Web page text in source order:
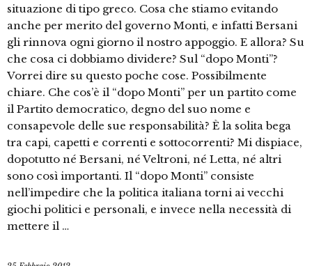
situazione di tipo greco. Cosa che stiamo evitando
anche per merito del governo Monti, e infatti Bersani
gli rinnova ogni giorno il nostro appoggio. E allora? Su
che cosa ci dobbiamo dividere? Sul “dopo Monti”?
Vorrei dire su questo poche cose. Possibilmente
chiare. Che cos’è il “dopo Monti” per un partito come
il Partito democratico, degno del suo nome e
consapevole delle sue responsabilità? È la solita bega
tra capi, capetti e correnti e sottocorrenti? Mi dispiace,
dopotutto né Bersani, né Veltroni, né Letta, né altri
sono così importanti. Il “dopo Monti” consiste
nell’impedire che la politica italiana torni ai vecchi
giochi politici e personali, e invece nella necessità di
mettere il …